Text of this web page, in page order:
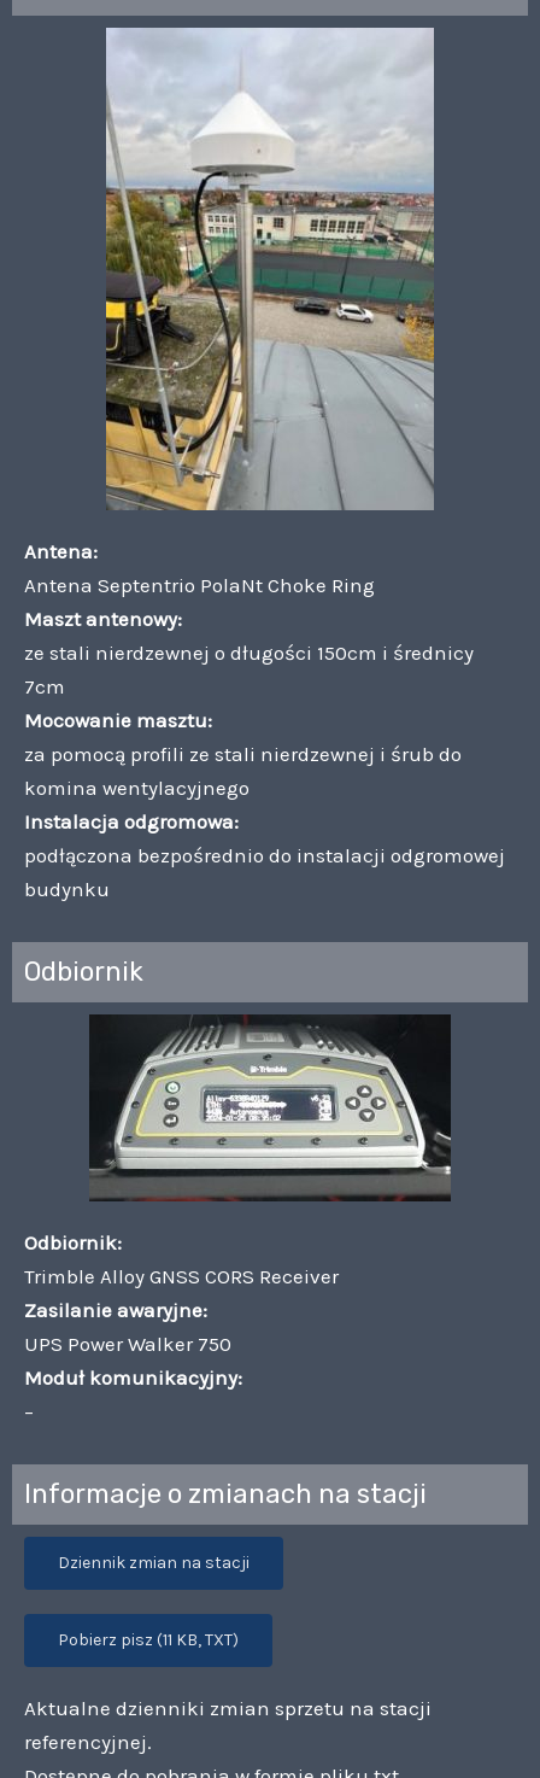
Antena:
Antena Septentrio PolaNt Choke Ring
Maszt antenowy:
ze stali nierdzewnej o długości 150cm i średnicy
7cm
Mocowanie masztu:
za pomocą profili ze stali nierdzewnej i śrub do
komina wentylacyjnego
Instalacja odgromowa:
podłączona bezpośrednio do instalacji odgromowej
budynku
Odbiornik
Odbiornik:
Trimble Alloy GNSS CORS Receiver
Zasilanie awaryjne:
UPS Power Walker 750
Moduł komunikacyjny:
–
Informacje o zmianach na stacji
Dziennik zmian na stacji
Pobierz pisz (11 KB, TXT)
Aktualne dzienniki zmian sprzetu na stacji
referencyjnej.